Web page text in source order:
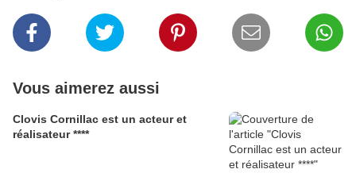
Vous aimerez aussi
Clovis Cornillac est un acteur et
réalisateur ****